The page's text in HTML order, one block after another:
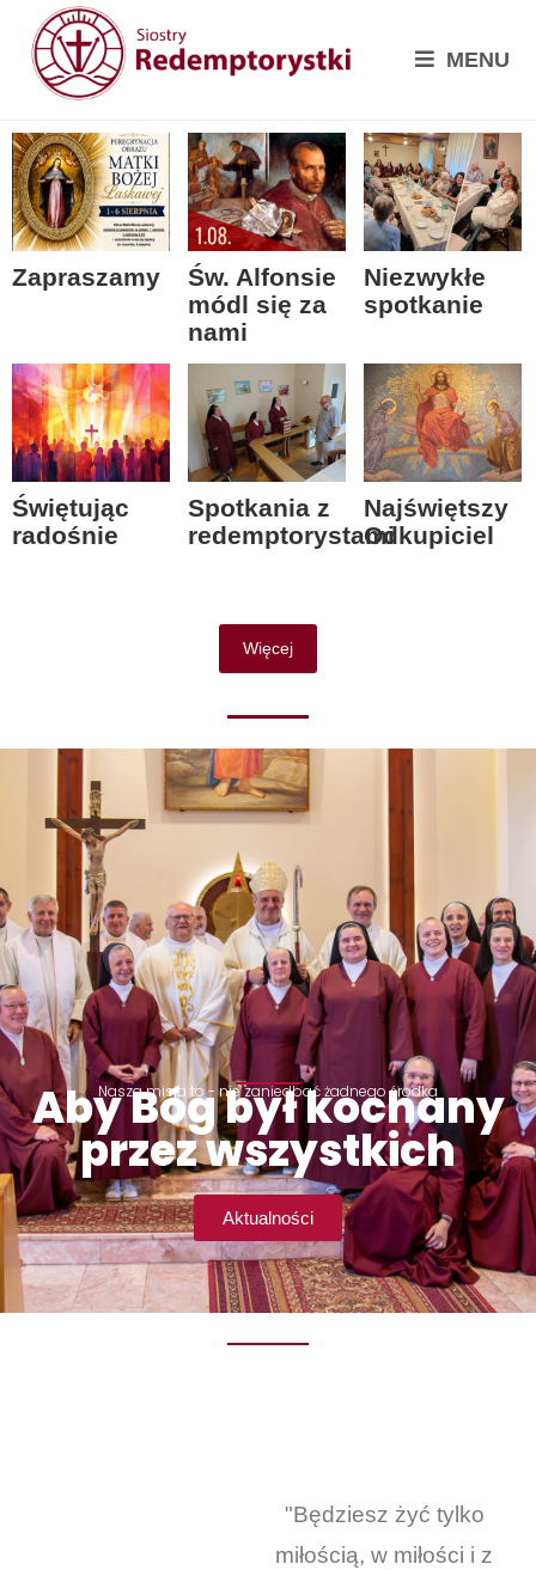
MENU
Zapraszamy
Św. Alfonsie
módl się za
nami
Niezwykłe
spotkanie
Świętując
radośnie
Spotkania z
redemptorystami
Najświętszy
Odkupiciel
Więcej
Nasza misja to - nie zaniedbać żadnego środka
Aby Bóg był kochany
przez wszystkich
Aktualności
"Będziesz żyć tylko
miłością, w miłości i z